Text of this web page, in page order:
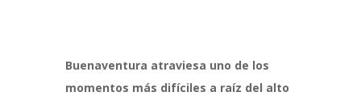
Buenaventura atraviesa uno de los
momentos más difíciles a raíz del alto